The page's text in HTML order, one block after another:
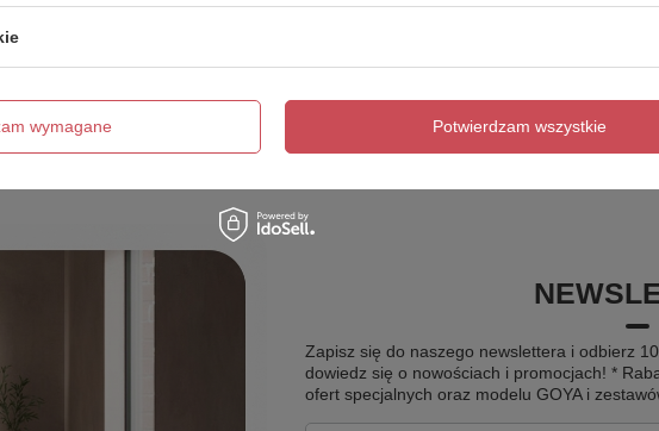
Wyślij opinię
Zapisz się do naszego newslettera i odbierz
dowiedz się o nowościach i promocjach! *
ofert specjalnych oraz modelu GOYA i
wymagane Potwierdzam wszystkie